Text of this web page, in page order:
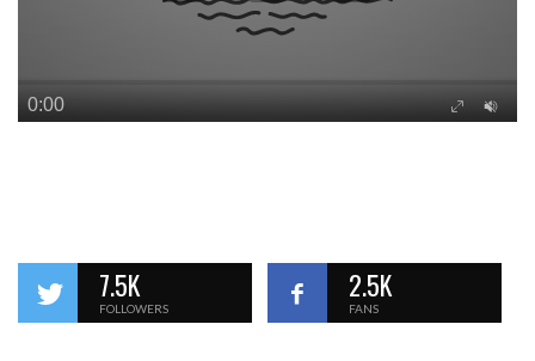
7.5K
FOLLOWERS
2.5K
FANS